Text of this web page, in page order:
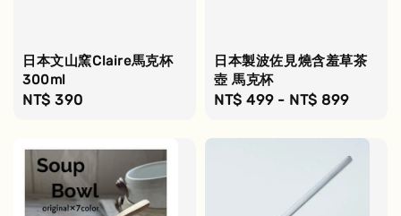
日本文山窯Claire馬克杯
300ml
Regular
NT$ 390
日本製波佐見燒含羞草茶
壺 馬克杯
Regular
NT$ 499- NT$ 899